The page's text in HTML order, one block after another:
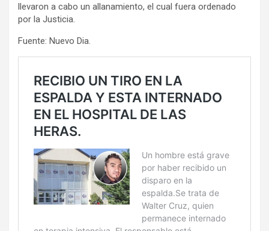
llevaron a cabo un allanamiento, el cual fuera ordenado
por la Justicia.
Fuente: Nuevo Dia.